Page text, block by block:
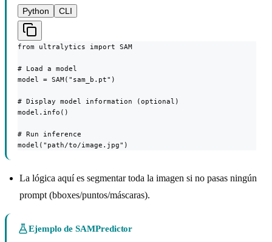
Python CLI
from ultralytics import SAM
# Load a model
model = SAM("sam_b.pt")
# Display model information (optional)
model.info()
# Run inference
model("path/to/image.jpg")
La lógica aquí es segmentar toda la imagen si no pasas ningún
prompt (bboxes/puntos/máscaras).
Ejemplo de SAMPredictor